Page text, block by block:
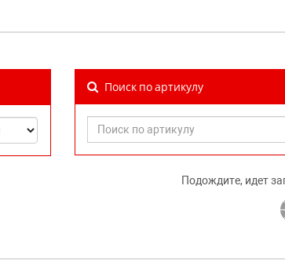
Поиск по артикулу
Подождите, идет